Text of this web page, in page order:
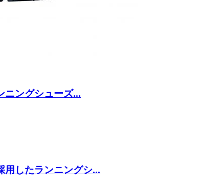
ニングシューズ...
用したランニングシ...